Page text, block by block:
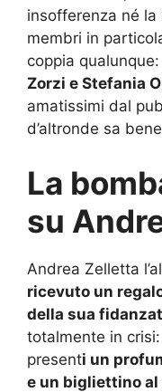
insofferenza né
membri in
coppia
Zorzi e Stefania
amatissimi dal
d’altronde sa
La
su
Andrea Zelletta
ricevuto un
della sua
totalmente in
presenti un
e un bigliettino